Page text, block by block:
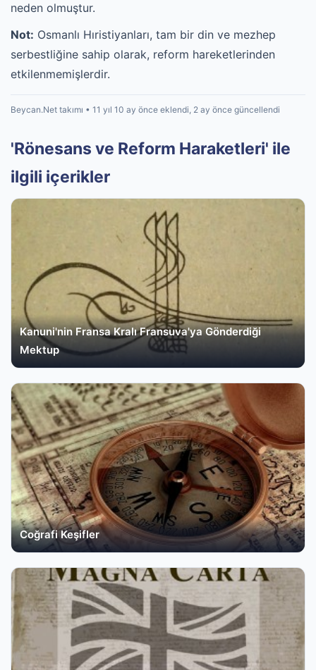
neden olmuştur.
Not: Osmanlı Hıristiyanları, tam bir din ve mezhep
serbestliğine sahip olarak, reform hareketlerinden
etkilenmemişlerdir.
Beycan.Net takımı • 11 yıl 10 ay önce eklendi, 2 ay önce güncellendi
'Rönesans ve Reform Haraketleri' ile
ilgili içerikler
Kanuni'nin Fransa Kralı Fransuva'ya Gönderdiği
Mektup
Coğrafi Keşifler